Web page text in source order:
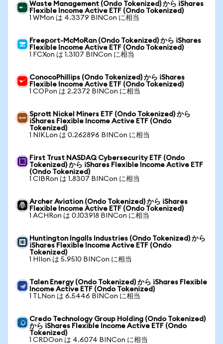
Waste Management (Ondo Tokenized) から iShares
Flexible Income Active ETF (Ondo Tokenized)
1 WMon は 4.3379 BINCon に相当
Freeport-McMoRan (Ondo Tokenized) から iShares
Flexible Income Active ETF (Ondo Tokenized)
1 FCXon は 1.3107 BINCon に相当
ConocoPhillips (Ondo Tokenized) から iShares
Flexible Income Active ETF (Ondo Tokenized)
1 COPon は 2.2372 BINCon に相当
Sprott Nickel Miners ETF (Ondo Tokenized) から
iShares Flexible Income Active ETF (Ondo
Tokenized)
1 NIKLon は 0.262896 BINCon に相当
First Trust NASDAQ Cybersecurity ETF (Ondo
Tokenized) から iShares Flexible Income Active ETF
(Ondo Tokenized)
1 CIBRon は 1.8307 BINCon に相当
Archer Aviation (Ondo Tokenized) から iShares
Flexible Income Active ETF (Ondo Tokenized)
1 ACHRon は 0.103918 BINCon に相当
Huntington Ingalls Industries (Ondo Tokenized) から
iShares Flexible Income Active ETF (Ondo
Tokenized)
1 HIIon は 5.9510 BINCon に相当
Talen Energy (Ondo Tokenized) から iShares Flexible
Income Active ETF (Ondo Tokenized)
1 TLNon は 6.5446 BINCon に相当
Credo Technology Group Holding (Ondo Tokenized)
から iShares Flexible Income Active ETF (Ondo
Tokenized)
1 CRDOon は 4.6074 BINCon に相当